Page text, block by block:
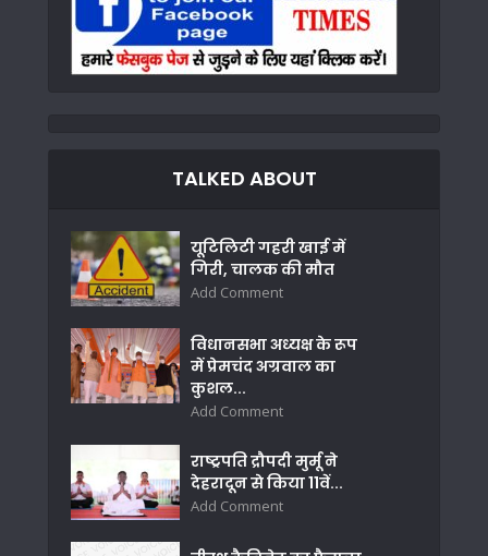
TALKED ABOUT
यूटिलिटी गहरी खाई में
गिरी, चालक की मौत
Add Comment
विधानसभा अध्यक्ष के रूप
में प्रेमचंद अग्रवाल का
कुशल...
Add Comment
राष्ट्रपति द्रौपदी मुर्मू ने
देहरादून से किया 11वें...
Add Comment